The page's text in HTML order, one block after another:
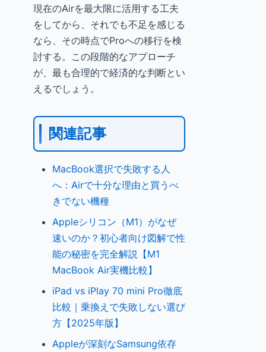
現在のAirを最大限に活用する工夫
をしてから、それでも不足を感じる
なら、その時点でProへの移行を検
討する。この段階的なアプローチ
が、最も合理的で経済的な判断とい
えるでしょう。
関連記事
MacBook選択で失敗する人
へ：Airで十分な理由と買うべ
きでない機種
Appleシリコン（M1）がなぜ
速いのか？初心者向け図解で性
能の秘密を完全解説【M1
MacBook Air実機比較】
iPad vs iPlay 70 mini Pro徹底
比較｜乗換えで失敗しない選び
方【2025年版】
Appleが深刻なSamsung依存